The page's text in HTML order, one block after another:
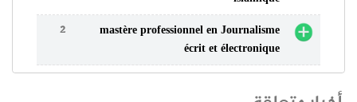
mastère professionnel en Journalisme
écrit et électronique
2